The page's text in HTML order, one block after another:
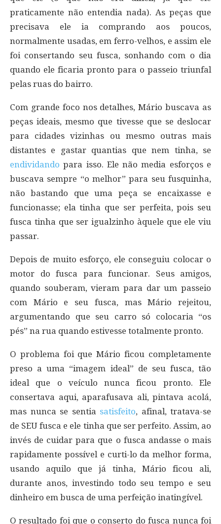
praticamente não entendia nada). As peças que
precisava ele ia comprando aos poucos,
normalmente usadas, em ferro-velhos, e assim ele
foi consertando seu fusca, sonhando com o dia
quando ele ficaria pronto para o passeio triunfal
pelas ruas do bairro.
Com grande foco nos detalhes, Mário buscava as
peças ideais, mesmo que tivesse que se deslocar
para cidades vizinhas ou mesmo outras mais
distantes e gastar quantias que nem tinha, se
endividando para isso. Ele não media esforços e
buscava sempre “o melhor” para seu fusquinha,
não bastando que uma peça se encaixasse e
funcionasse; ela tinha que ser perfeita, pois seu
fusca tinha que ser igualzinho àquele que ele viu
passar.
Depois de muito esforço, ele conseguiu colocar o
motor do fusca para funcionar. Seus amigos,
quando souberam, vieram para dar um passeio
com Mário e seu fusca, mas Mário rejeitou,
argumentando que seu carro só colocaria “os
pés” na rua quando estivesse totalmente pronto.
O problema foi que Mário ficou completamente
preso a uma “imagem ideal” de seu fusca, tão
ideal que o veículo nunca ficou pronto. Ele
consertava aqui, aparafusava ali, pintava acolá,
mas nunca se sentia satisfeito, afinal, tratava-se
de SEU fusca e ele tinha que ser perfeito. Assim, ao
invés de cuidar para que o fusca andasse o mais
rapidamente possível e curti-lo da melhor forma,
usando aquilo que já tinha, Mário ficou ali,
durante anos, investindo todo seu tempo e seu
dinheiro em busca de uma perfeição inatingível.
O resultado foi que o conserto do fusca nunca foi